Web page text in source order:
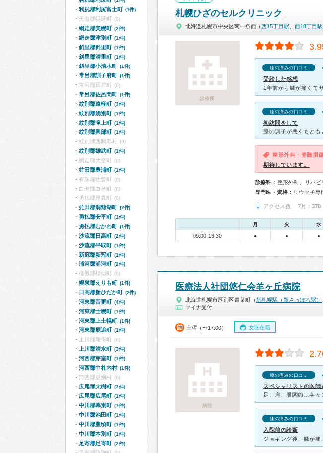
札幌ひざのセルクリニック
北海道札幌市中央区南一条西（西15丁目駅 西18丁目駅
診療所
膝の痛みの口コミ
受診した感想
膝の痛みの口コミ
初訪問をして
整形外科・脊髄損傷
期待しています。
診療科： 整形外科、リハビ
専門医・資格： リウマチ専
アクセス数 7月： 370
月 火 水
09:00-16:30 ● ● ●
医療法人社団悠仁会羊ヶ丘病院
北海道札幌市厚別区青葉町（ 新札幌駅（新さっぽろ駅）
マイナ受付
土曜（〜17:00） 女医在籍
病院
膝の痛みの口コミ
スペシャリストの医師
膝の痛みの口コミ
入院前の診断
利尻郡利尻富士町 (1件)
天塩郡幌延町 (0)
網走郡美幌町 (2件)
網走郡津別町 (1件)
斜里郡斜里町 (1件)
斜里郡清里町 (1件)
斜里郡小清水町 (1件)
常呂郡訓子府町 (1件)
常呂郡置戸町 (0)
常呂郡佐呂間町 (1件)
紋別郡遠軽町 (3件)
紋別郡湧別町 (1件)
紋別郡滝上町 (1件)
紋別郡興部町 (1件)
紋別郡西興部村 (0)
紋別郡雄武町 (1件)
網走郡大空町 (0)
虻田郡豊浦町 (1件)
有珠郡壮瞥町 (0)
白老郡白老町 (0)
勇払郡厚真町 (0)
虻田郡洞爺湖町 (2件)
勇払郡安平町 (1件)
勇払郡むかわ町 (1件)
沙流郡日高町 (2件)
沙流郡平取町 (1件)
新冠郡新冠町 (1件)
浦河郡浦河町 (2件)
様似郡様似町 (0)
幌泉郡えりも町 (1件)
日高郡新ひだか町 (2件)
河東郡音更町 (4件)
河東郡士幌町 (1件)
河東郡上士幌町 (1件)
河東郡鹿追町 (1件)
上川郡新得町 (0)
上川郡清水町 (3件)
河西郡芽室町 (1件)
河西郡中札内村 (1件)
河西郡更別村 (0)
広尾郡大樹町 (2件)
広尾郡広尾町 (1件)
中川郡幕別町 (1件)
中川郡池田町 (1件)
中川郡豊頃町 (1件)
中川郡本別町 (1件)
足寄郡足寄町 (2件)